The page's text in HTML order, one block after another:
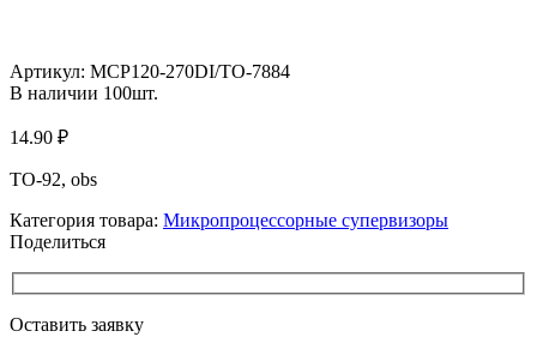
Артикул: MCP120-270DI/TO-7884
В наличии 100шт.
14.90 ₽
TO-92, obs
Категория товара: Микропроцессорные супервизоры
Поделиться
Оставить заявку